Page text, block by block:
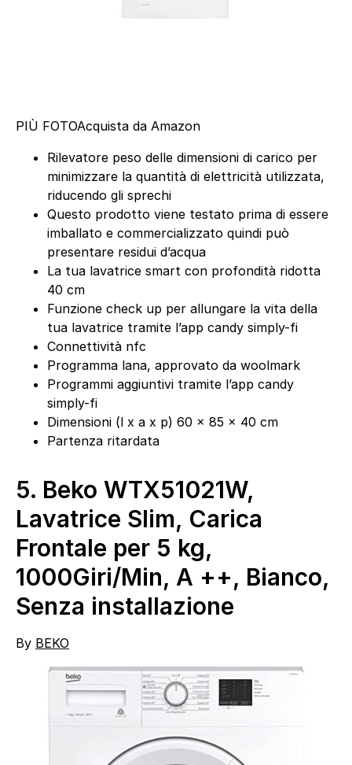
PIÙ FOTOAcquista da Amazon
Rilevatore peso delle dimensioni di carico per
minimizzare la quantità di elettricità utilizzata,
riducendo gli sprechi
Questo prodotto viene testato prima di essere
imballato e commercializzato quindi può
presentare residui d’acqua
La tua lavatrice smart con profondità ridotta
40 cm
Funzione check up per allungare la vita della
tua lavatrice tramite l’app candy simply-fi
Connettività nfc
Programma lana, approvato da woolmark
Programmi aggiuntivi tramite l’app candy
simply-fi
Dimensioni (l x a x p) 60 x 85 x 40 cm
Partenza ritardata
5. Beko WTX51021W,
Lavatrice Slim, Carica
Frontale per 5 kg,
1000Giri/Min, A ++, Bianco,
Senza installazione
By BEKO